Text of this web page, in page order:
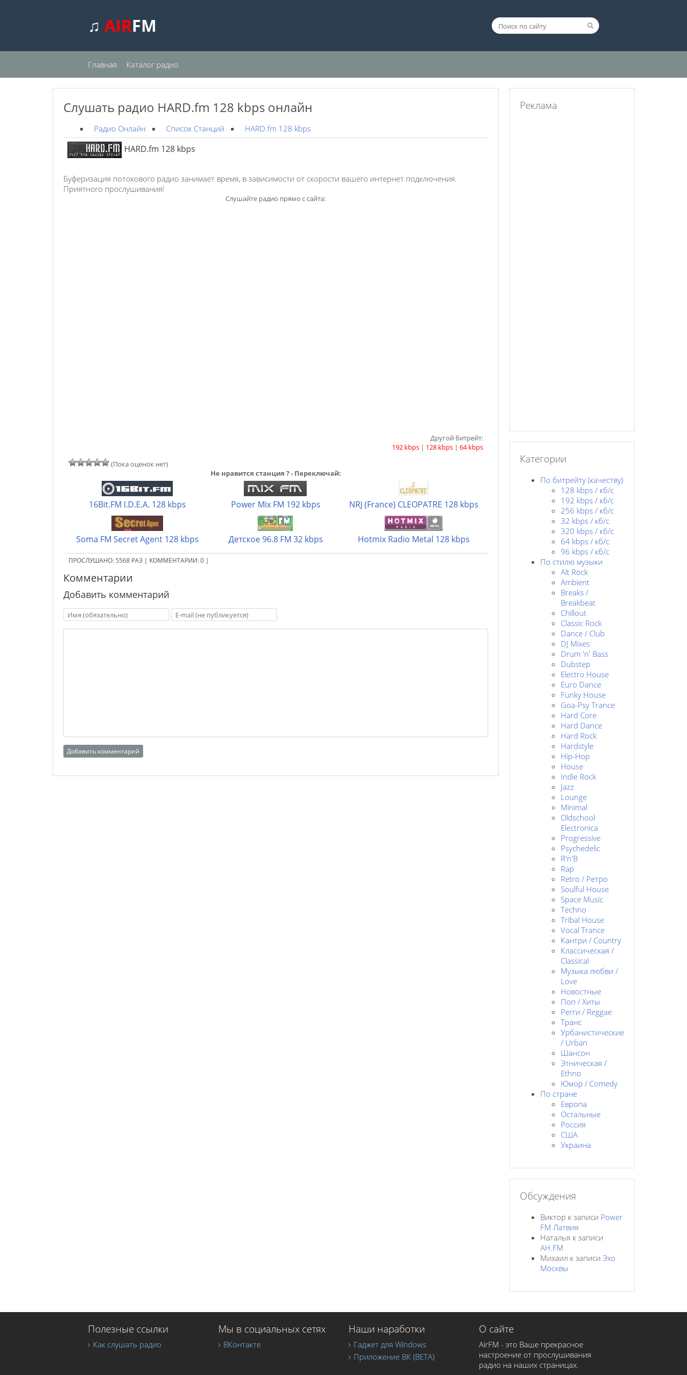
♫ AIRFM
Главная Каталог радио
Слушать радио HARD.fm 128 kbps онлайн
Радио Онлайн Список Станций HARD.fm 128 kbps
HARD.fm 128 kbps
Буферизация потокового радио занимает время, в зависимости от скорости вашего интернет подключения.
Приятного прослушивания!
Слушайте радио прямо с сайта:
Другой битрейт:
192 kbps| 128 kbps| 64 kbps
(Пока оценок нет)
Не нравится станция ? - Переключай:
16Bit.FM I.D.E.A. 128 kbps Power Mix FM 192 kbps NRJ (France) CLEOPATRE 128 kbps
Soma FM Secret Agent 128 kbps Детское 96.8 FM 32 kbps Hotmix Radio Metal 128 kbps
ПРОСЛУШАНО: 5568РАЗ | КОММЕНТАРИИ:0 |
Комментарии
Добавить комментарий
Реклама
Категории
По битрейту (качеству)
128 kbps / кб/c
192 kbps / кб/c
256 kbps / кб/с
32 kbps / кб/c
320 kbps / кб/с
64 kbps / кб/c
96 kbps / кб/c
По стилю музыки
Alt Rock
Ambient
Breaks /
Breakbeat
Chillout
Classic Rock
Dance / Club
DJ Mixes
Drum 'n' Bass
Dubstep
Electro House
Euro Dance
Funky House
Goa-Psy Trance
Hard Core
Hard Dance
Hard Rock
Hardstyle
Hip-Hop
House
Indie Rock
Jazz
Lounge
Minimal
Oldschool
Electronica
Progressive
Psychedelic
R'n'B
Rap
Retro / Ретро
Soulful House
Space Music
Techno
Tribal House
Vocal Trance
Кантри / Country
Классическая /
Classical
Музыка любви /
Love
Новостные
Поп / Хиты
Регги / Reggae
Транс
Урбанистические
/ Urban
Шансон
Этническая /
Ethno
Юмор / Comedy
По стране
Европа
Остальные
Россия
США
Украина
Обсуждения
Виктор к записи Power
FM Латвия
Наталья к записи
AH.FM
Михаил к записи Эхо
Москвы
Полезные ссылки
Как слушать радио
Мы в социальных сетях
ВКонтакте
Наши наработки
Гаджет для Windows
Приложение ВК (BETA)
О сайте
AirFM - это Ваше прекрасное
настроение от прослушивания
радио на наших страницах.